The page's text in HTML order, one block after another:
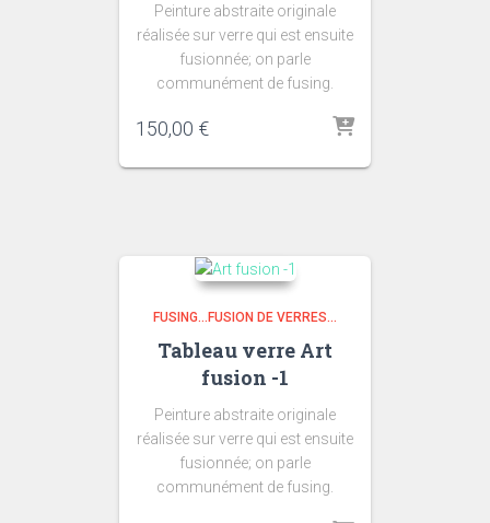
Peinture abstraite originale
réalisée sur verre qui est ensuite
fusionnée; on parle
communément de fusing.
150,00 €
FUSING...FUSION DE VERRES...
Tableau verre Art
fusion -1
Peinture abstraite originale
réalisée sur verre qui est ensuite
fusionnée; on parle
communément de fusing.